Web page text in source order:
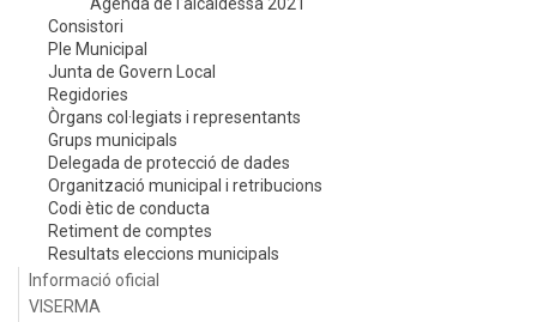
Consistori
Ple Municipal
Junta de Govern Local
Regidories
Òrgans col·legiats i representants
Grups municipals
Delegada de protecció de dades
Organització municipal i retribucions
Codi ètic de conducta
Retiment de comptes
Resultats eleccions municipals
Informació oficial
VISERMA